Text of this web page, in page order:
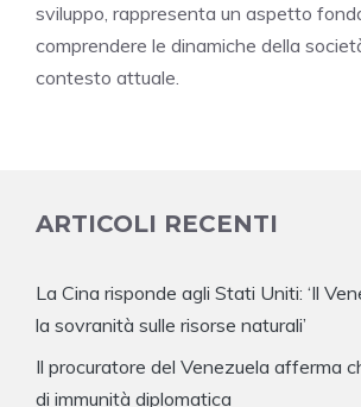
sviluppo, rappresenta un aspetto
comprendere le dinamiche della
contesto attuale.
ARTICOLI RECENTI
La Cina risponde agli Stati Uniti: ‘Il
la sovranità sulle risorse naturali’
Il procuratore del Venezuela afferma
di immunità diplomatica